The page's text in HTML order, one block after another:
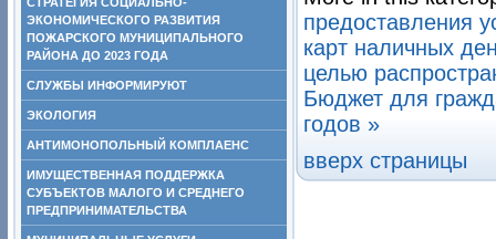
ЭКОНОМИЧЕСКОГО РАЗВИТИЯ
ПОЖАРСКОГО МУНИЦИПАЛЬНОГО
РАЙОНА ДО 2023 ГОДА
СЛУЖБЫ ИНФОРМИРУЮТ
ЭКОЛОГИЯ
АНТИМОНОПОЛЬНЫЙ КОМПЛАЕНС
ИМУЩЕСТВЕННАЯ ПОДДЕРЖКА
СУБЪЕКТОВ МАЛОГО И СРЕДНЕГО
ПРЕДПРИНИМАТЕЛЬСТВА
предоставления
карт наличных
целью
Бюджет для
годов »
вверх страницы